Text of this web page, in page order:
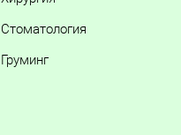
Стоматология
Груминг